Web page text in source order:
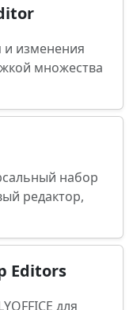
и изменения
множества
набор
редактор,
Editors
для